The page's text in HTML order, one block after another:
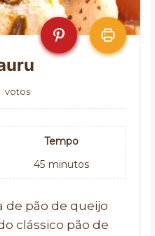
votos
Tempo
45 minutos
de pão de queijo
clássico pão de